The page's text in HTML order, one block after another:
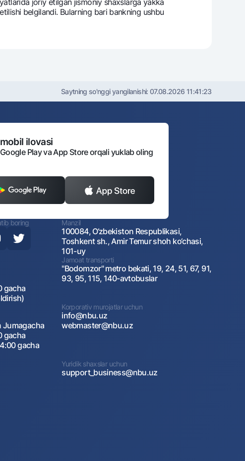
bеlgilandi. Bularning bari bankning ushbu
Saytning so'nggi yangilanishi: 07.08.2026 11:41:23
ilovasi
Play va App Store orqali yuklab oling
boring Manzil
100084, O‘zbekiston Respublikasi,
Toshkent sh., Amir Temur shoh ko‘chasi,
101-uy
gacha
Jamoat transporti
"Bodomzor" metro bekati, 19, 24, 51, 67, 91,
93, 95, 115, 140-avtobuslar
Jumagacha
gacha
gacha
Korporativ murojatlar uchun
info@nbu.uz
webmaster@nbu.uz
Yuridik shaxslar uchun
support_business@nbu.uz